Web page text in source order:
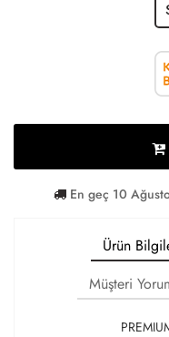
En geç 10
Ürün
Müşteri